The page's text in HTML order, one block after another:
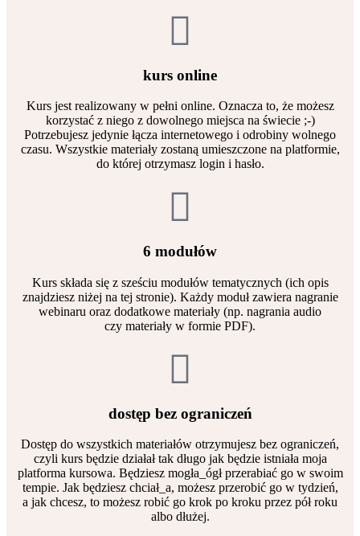
kurs online
Kurs jest realizowany w pełni online. Oznacza to, że możesz
korzystać z niego z dowolnego miejsca na świecie ;-)
Potrzebujesz jedynie łącza internetowego i odrobiny wolnego
czasu. Wszystkie materiały zostaną umieszczone na platformie,
do której otrzymasz login i hasło.
6 modułów
Kurs składa się z sześciu modułów tematycznych (ich opis
znajdziesz niżej na tej stronie). Każdy moduł zawiera nagranie
webinaru oraz dodatkowe materiały (np. nagrania audio
czy materiały w formie PDF).
dostęp bez ograniczeń
Dostęp do wszystkich materiałów otrzymujesz bez ograniczeń,
czyli kurs będzie działał tak długo jak będzie istniała moja
platforma kursowa. Będziesz mogła_ógł przerabiać go w swoim
tempie. Jak będziesz chciał_a, możesz przerobić go w tydzień,
a jak chcesz, to możesz robić go krok po kroku przez pół roku
albo dłużej.